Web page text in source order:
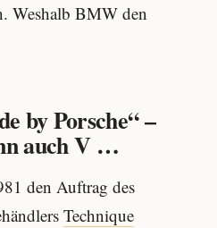
Weshalb BMW den
by Porsche“ –
auch V …
den Auftrag des
Technique